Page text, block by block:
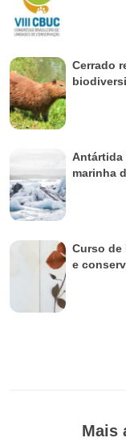
Cerrado
Antártida
marinha
Curso de
e
Mais